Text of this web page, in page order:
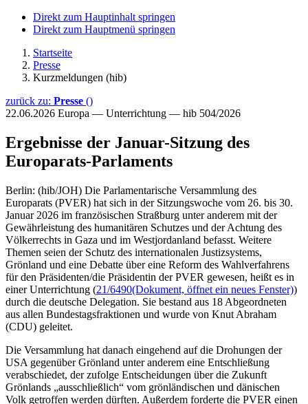
Direkt zum Hauptinhalt springen
Direkt zum Hauptmenü springen
Startseite
Presse
Kurzmeldungen (hib)
zurück zu: Presse ()
22.06.2026 Europa — Unterrichtung — hib 504/2026
Ergebnisse der Januar-Sitzung des
Europarats-Parlaments
Berlin: (hib/JOH) Die Parlamentarische Versammlung des
Europarats (PVER) hat sich in der Sitzungswoche vom 26. bis 30.
Januar 2026 im französischen Straßburg unter anderem mit der
Gewährleistung des humanitären Schutzes und der Achtung des
Völkerrechts in Gaza und im Westjordanland befasst. Weitere
Themen seien der Schutz des internationalen Justizsystems,
Grönland und eine Debatte über eine Reform des Wahlverfahrens
für den Präsidenten/die Präsidentin der PVER gewesen, heißt es in
einer Unterrichtung (21/6490(Dokument, öffnet ein neues Fenster))
durch die deutsche Delegation. Sie bestand aus 18 Abgeordneten
aus allen Bundestagsfraktionen und wurde von Knut Abraham
(CDU) geleitet.
Die Versammlung hat danach eingehend auf die Drohungen der
USA gegenüber Grönland unter anderem eine Entschließung
verabschiedet, der zufolge Entscheidungen über die Zukunft
Grönlands „ausschließlich“ vom grönländischen und dänischen
Volk getroffen werden dürften. Außerdem forderte die PVER einen